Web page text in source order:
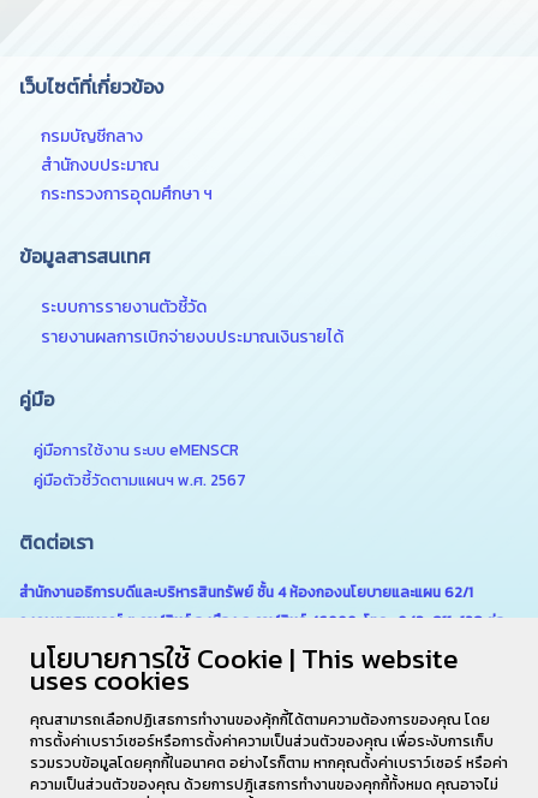
เว็บไซต์ที่เกี่ยวข้อง
กรมบัญชีกลาง
สำนักงบประมาณ
กระทรวงการอุดมศึกษา ฯ
ข้อมูลสารสนเทศ
ระบบการรายงานตัวชี้วัด
รายงานผลการเบิกจ่ายงบประมาณเงินรายได้
คู่มือ
คู่มือการใช้งาน ระบบ eMENSCR
คู่มือตัวชี้วัดตามแผนฯ พ.ศ. 2567
ติดต่อเรา
สำนักงานอธิการบดีและบริหารสินทรัพย์ ชั้น 4 ห้องกองนโยบายและแผน 62/1
ถ.เกษตรสมบูรณ์ ต.กาฬสินธุ์ อ.เมือง จ.กาฬสินธุ์ 46000 โทร . 043-811-128 ต่อ
6180
นโยบายการใช้ Cookie | This website
uses cookies
คุณสามารถเลือกปฏิเสธการทำงานของคุ้กกี้ได้ตามความต้องการของคุณ โดย
การตั้งค่าเบราว์เซอร์หรือการตั้งค่าความเป็นส่วนตัวของคุณ เพื่อระงับการเก็บ
รวมรวบข้อมูลโดยคุกกี้ในอนาคต อย่างไรก็ตาม หากคุณตั้งค่าเบราว์เซอร์ หรือค่า
ความเป็นส่วนตัวของคุณ ด้วยการปฎิเสธการทำงานของคุกกี้ทั้งหมด คุณอาจไม่